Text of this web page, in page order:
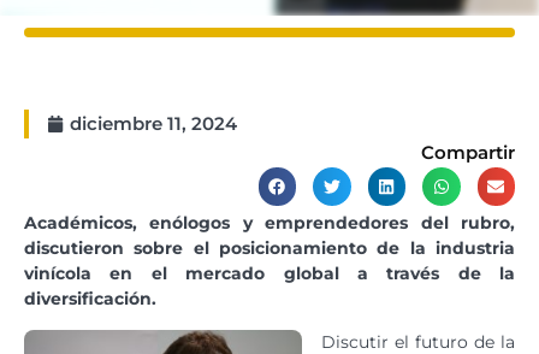
diciembre 11, 2024
Compartir
Académicos, enólogos y emprendedores del rubro,
discutieron sobre el posicionamiento de la industria
vinícola en el mercado global a través de la
diversificación.
Discutir el futuro de la